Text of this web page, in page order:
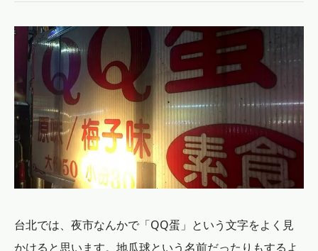
台北では、夜市なんかで「QQ蛋」という文字をよく見
かけると思います。地瓜球という名前だったりもするよ